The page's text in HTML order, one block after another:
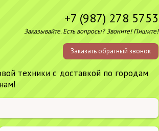
+7 (987) 278 5753
Заказывайте. Есть вопросы? Звоните! Пишите!
Заказать обратный звонок
техники с доставкой по городам